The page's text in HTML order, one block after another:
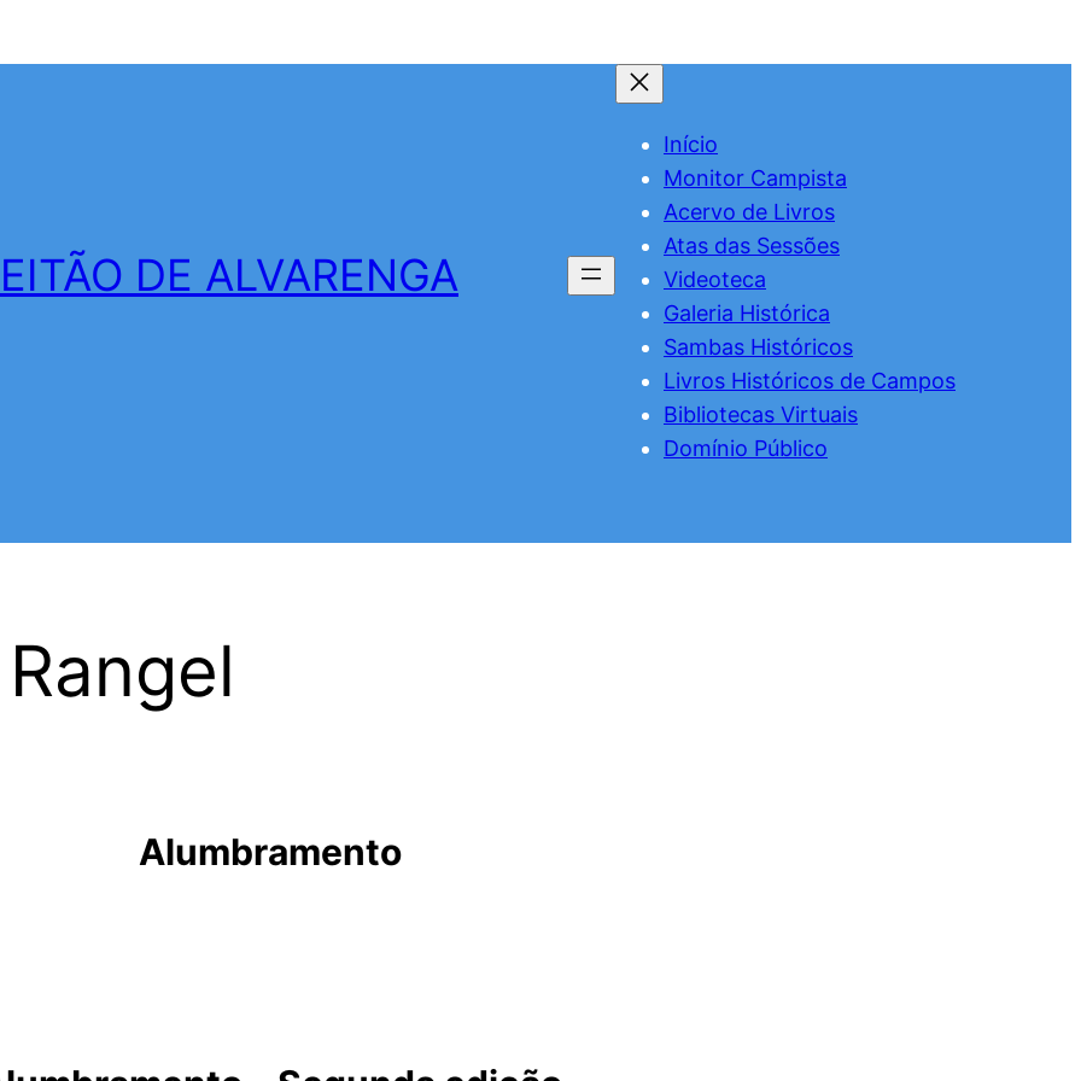
DE ALVARENGA
Início
Monitor Campista
Acervo de Livros
Atas das Sessões
Videoteca
Galeria Histórica
Sambas Históricos
Livros Históricos de Campos
Bibliotecas Virtuais
Domínio Público
Alumbramento